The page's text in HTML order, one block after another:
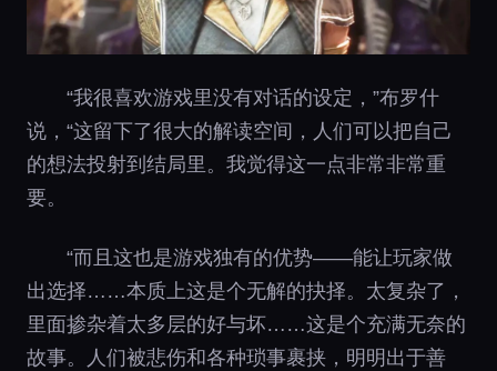
“我很喜欢游戏里没有对话的设定，”布罗什
说，“这留下了很大的解读空间，人们可以把自己
的想法投射到结局里。我觉得这一点非常非常重
要。
“而且这也是游戏独有的优势——能让玩家做
出选择……本质上这是个无解的抉择。太复杂了，
里面掺杂着太多层的好与坏……这是个充满无奈的
故事。人们被悲伤和各种琐事裹挟，明明出于善